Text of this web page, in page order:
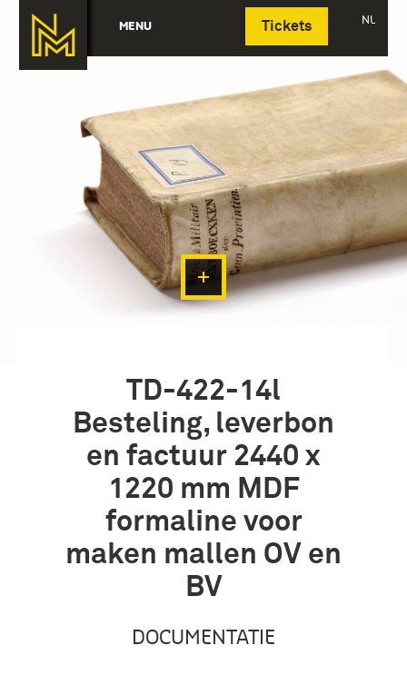
MENU Tickets NL
Deutsch
TD-422-14l
Besteling, leverbon
en factuur 2440 x
1220 mm MDF
formaline voor
maken mallen OV en
BV
DOCUMENTATIE